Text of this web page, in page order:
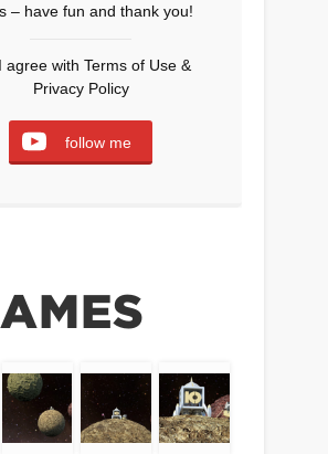
– have fun and thank you!
I agree with Terms of Use&
Privacy Policy
follow me